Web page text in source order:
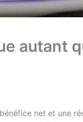
autant
net et une